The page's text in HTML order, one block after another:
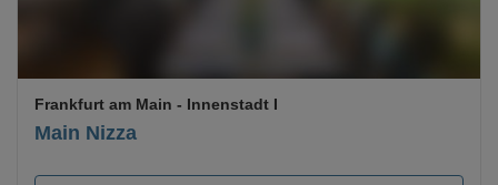
Main Nizza
Frankfurt am Main - Innenstadt I